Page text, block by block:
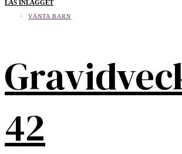
LÄS INLÄGGET
VÄNTA BARN
42